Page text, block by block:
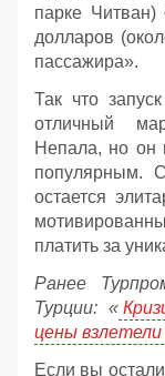
парке
долларов
пассажира».
Так что
отличный
Непала, но он
популярным.
остается
платить за
Ранее
Турции: «
цены взлетели
Если вы